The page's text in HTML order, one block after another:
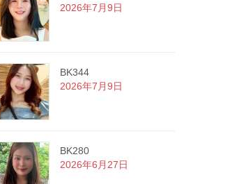
2026年7月9日
BK344
2026年7月9日
BK280
2026年6月27日